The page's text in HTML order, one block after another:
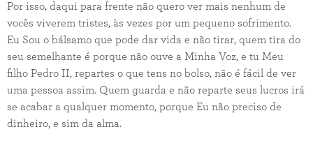
Por isso, daqui para frente não quero ver mais nenhum de
vocês viverem tristes, às vezes por um pequeno sofrimento.
Eu Sou o bálsamo que pode dar vida e não tirar, quem tira do
seu semelhante é porque não ouve a Minha Voz, e tu Meu
filho Pedro II, repartes o que tens no bolso, não é fácil de ver
uma pessoa assim. Quem guarda e não reparte seus lucros irá
se acabar a qualquer momento, porque Eu não preciso de
dinheiro, e sim da alma.